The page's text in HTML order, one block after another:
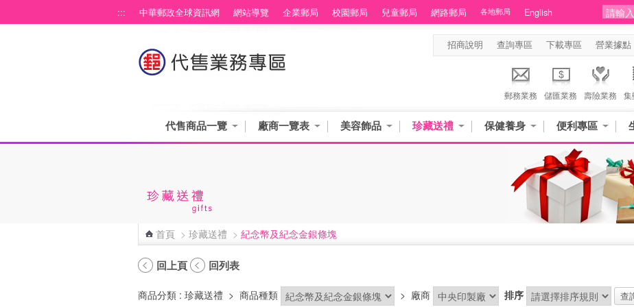
::: 中華郵政全球資訊網 網站導覽 企業郵局 校園郵局 兒童郵局 網路郵局 各地郵局 English
招商說明 查詢專區 下載專區 營業據點
郵務業務 儲匯業務 壽險業務 集
代售商品一覽 廠商一覽表 美容飾品 珍藏送禮 保健養身 便利專區
首頁 > 珍藏送禮 > 紀念幣及紀念金銀條塊
回上頁 回列表
商品分類 : 珍藏送禮 > 商品種類 > 廠商 排序